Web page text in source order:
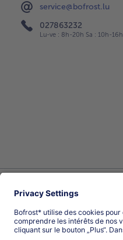
service@bofrost.lu
027863232
Lu-ve : 8h-20h Sa : 10h-16h